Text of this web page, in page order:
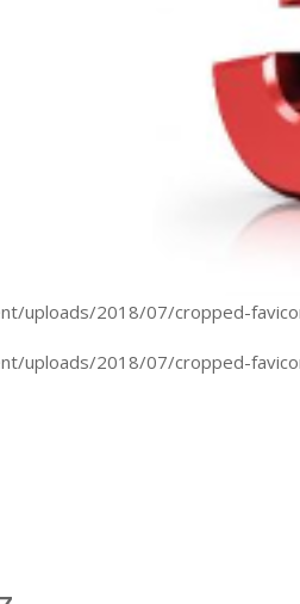
uploads/2018/07/cropped-
uploads/2018/07/cropped-